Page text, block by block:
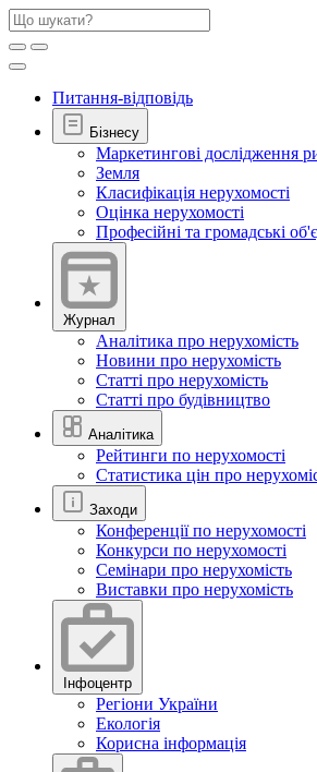
Питання-відповідь
Бізнесу
Маркетингові дослідження
Земля
Класифікація нерухомості
Оцінка нерухомості
Професійні та громадські
Журнал
Аналітика про нерухомість
Новини про нерухомість
Статті про нерухомість
Статті про будівництво
Аналітика
Рейтинги по нерухомості
Статистика цін про
Заходи
Конференції по нерухомості
Конкурси по нерухомості
Семінари про нерухомість
Виставки про нерухомість
Інфоцентр
Регіони України
Екологія
Корисна інформація